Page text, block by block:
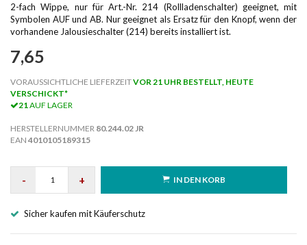
2-fach Wippe, nur für Art.-Nr. 214 (Rollladenschalter) geeignet, mit
Symbolen AUF und AB. Nur geeignet als Ersatz für den Knopf, wenn der
vorhandene Jalousieschalter (214) bereits installiert ist.
7,65
VORAUSSICHTLICHE LIEFERZEITVOR 21 UHR BESTELLT, HEUTE
VERSCHICKT*
21 AUF LAGER
HERSTELLERNUMMER 80.244.02 JR
EAN 4010105189315
- + IN DEN KORB
Sicher kaufen mit Käuferschutz